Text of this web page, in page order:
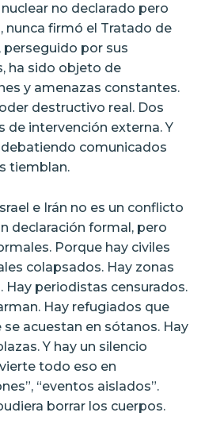
nuclear no declarado pero
firmó el Tratado de
perseguido por sus
ha sido objeto de
y amenazas constantes.
destructivo real. Dos
de intervención externa. Y
comunicados
tiemblan.
e Irán no es un conflicto
declaración formal, pero
Porque hay civiles
colapsados. Hay zonas
Hay periodistas censurados.
Hay refugiados que
se acuestan en sótanos. Hay
Y hay un silencio
todo eso en
“eventos aislados”.
borrar los cuerpos.